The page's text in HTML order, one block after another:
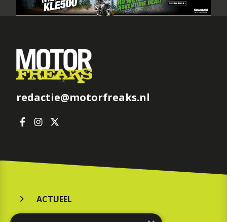
redactie@motorfreaks.nl
ACTUEEL